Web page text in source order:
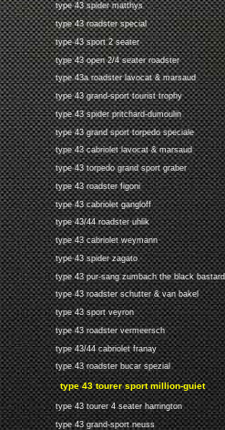
type 43 spider matthys
type 43 roadster special
type 43 sport 2 seater
type 43 open 2/4 seater roadster
type 43a roadster lavocat & marsaud
type 43 grand-sport tourist trophy
type 43 spider pritchard-dumoulin
type 43 grand sport torpedo speciale
type 43 cabriolet lavocat & marsaud
type 43 torpedo grand sport graber
type 43 roadster figoni
type 43 cabriolet gangloff
type 43/44 roadster uhlik
type 43 cabriolet weymann
type 43 spider zagato
type 43 pur-sang zumbach the black bastard
type 43 roadster schutter & van bakel
type 43 sport veyron
type 43 roadster vermeersch
type 43/44 cabriolet franay
type 43 roadster bucar spezial
type 43 tourer sport million-guiet
type 43 tourer 4 seater harrington
type 43 grand-sport neuss